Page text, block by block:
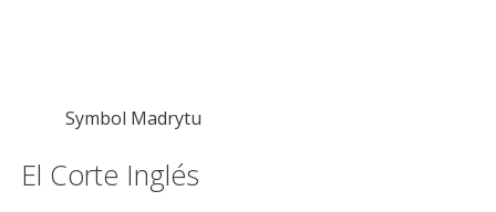
Symbol Madrytu
El Corte Inglés